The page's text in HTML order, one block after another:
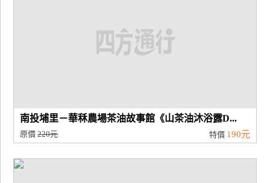
南投埔里－華秝農場茶油故事館《山茶油沐浴露D...
原價220元 特價 190元